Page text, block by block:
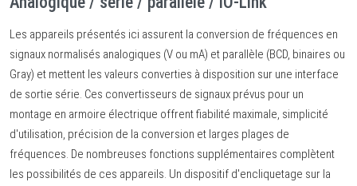
Les appareils présentés ici assurent la conversion de fréquences en
signaux normalisés analogiques (V ou mA) et parallèle (BCD, binaires ou
Gray) et mettent les valeurs converties à disposition sur une interface
de sortie série. Ces convertisseurs de signaux prévus pour un
montage en armoire électrique offrent fiabilité maximale, simplicité
d'utilisation, précision de la conversion et larges plages de
fréquences. De nombreuses fonctions supplémentaires complètent
les possibilités de ces appareils. Un dispositif d'encliquetage sur la